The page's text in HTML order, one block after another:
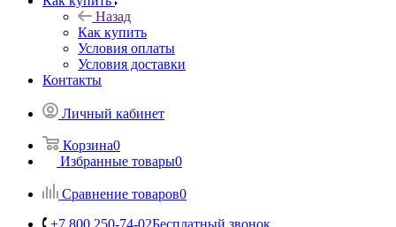
Назад
Как купить
Условия оплаты
Условия доставки
Контакты
Личный кабинет
Корзина0
Избранные товары0
Сравнение товаров0
+7 800 250-74-02Бесплатный звонок